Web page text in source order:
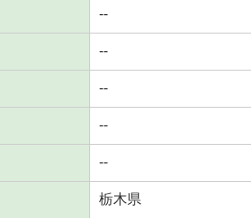
--
--
--
--
--
栃木県